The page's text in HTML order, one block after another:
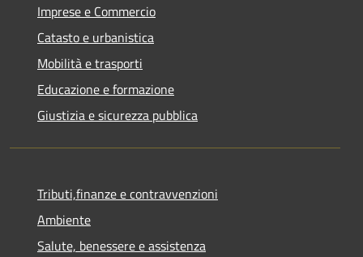
Imprese e Commercio
Catasto e urbanistica
Mobilità e trasporti
Educazione e formazione
Giustizia e sicurezza pubblica
Tributi,finanze e contravvenzioni
Ambiente
Salute, benessere e assistenza